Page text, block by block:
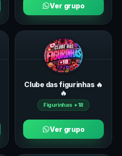
Ver grupo
Clube das figurinhas 🔥
🔥
Figurinhas +18
Ver grupo